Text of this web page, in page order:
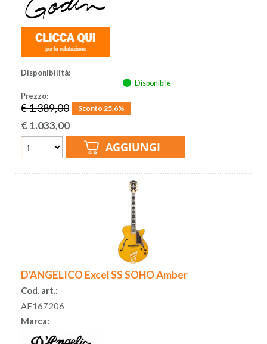
Disponibilità:
Disponibile
Prezzo:
€ 1.389,00 Sconto 25.6%
€1.033,00
D'ANGELICO Excel SS SOHO Amber
Cod. art.:
AF167206
Marca: